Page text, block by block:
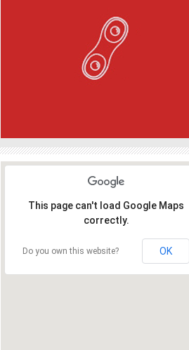
This page can't load Google Maps
correctly.
Do you own this website? OK